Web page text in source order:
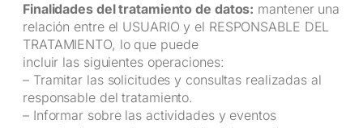
Finalidades del tratamiento de datos: mantener una
relación entre el USUARIO y el RESPONSABLE DEL
TRATAMIENTO, lo que puede
incluir las siguientes operaciones:
– Tramitar las solicitudes y consultas realizadas al
responsable del tratamiento.
– Informar sobre las actividades y eventos